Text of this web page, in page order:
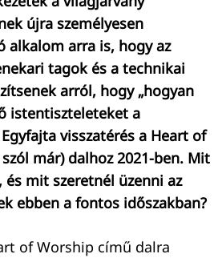
újra személyesen
alkalom arra is, hogy az
tagok és a technikai
arról, hogy „hogyan
istentiszteleteket a
visszatérés a Heart of
már) dalhoz 2021-ben. Mit
mit szeretnél üzenni az
ebben a fontos időszakban?
of Worship című dalra